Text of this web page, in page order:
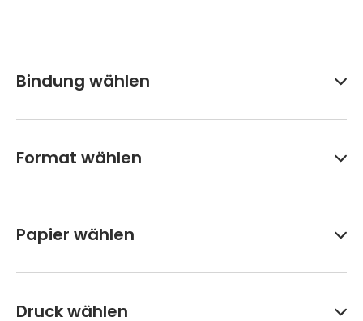
Bindung wählen
Format wählen
Papier wählen
Druck wählen